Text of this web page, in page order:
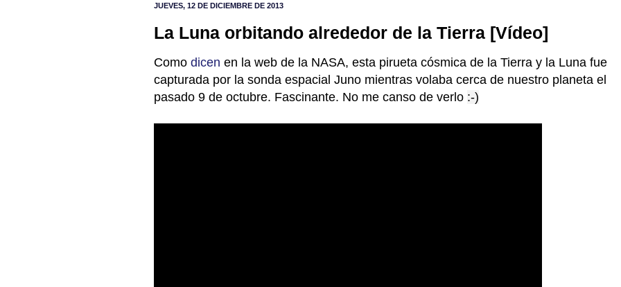
JUEVES, 12 DE DICIEMBRE DE 2013
La Luna orbitando alrededor de la Tierra [Vídeo]
Como dicen en la web de la NASA, esta pirueta cósmica de la Tierra y la Luna fue
capturada por la sonda espacial Juno mientras volaba cerca de nuestro planeta el
pasado 9 de octubre. Fascinante. No me canso de verlo :-)